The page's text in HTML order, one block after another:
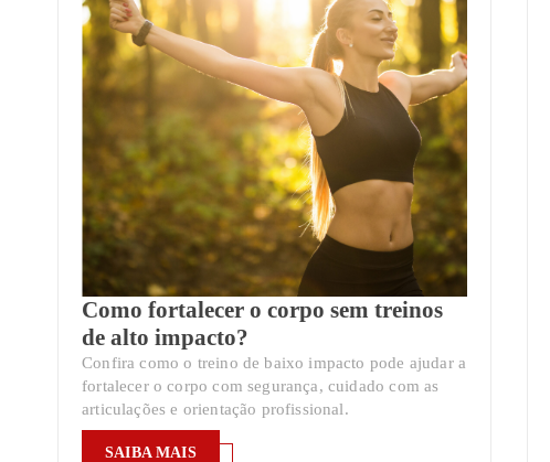
Como fortalecer o corpo sem treinos
de alto impacto?
Confira como o treino de baixo impacto pode ajudar a
fortalecer o corpo com segurança, cuidado com as
articulações e orientação profissional.
SAIBA MAIS